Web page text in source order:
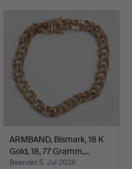
ARMBAND, Bismark, 18 K
Gold, 18, 77 Gramm,…
Beendet 5. Jul 2026